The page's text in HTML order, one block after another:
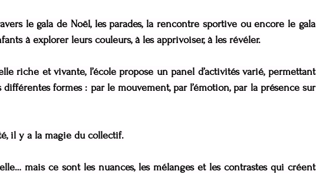
le gala de Noël, les parades, la rencontre sportive ou encore le gala
à explorer leurs couleurs, à les apprivoiser, à les révéler.
riche et vivante, l’école propose un panel d’activités varié, permettant
différentes formes : par le mouvement, par l’émotion, par la présence sur
il y a la magie du collectif.
mais ce sont les nuances, les mélanges et les contrastes qui créent